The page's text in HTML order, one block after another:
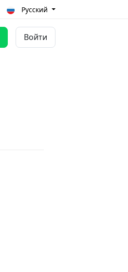
Русский
Войти